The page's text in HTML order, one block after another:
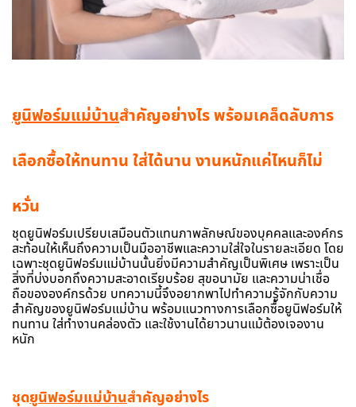
ยูนิฟอร์มแม่บ้านสำคัญอย่างไร พร้อมเคล็ดลับการ
เลือกซื้อให้ทนทาน ใส่ได้นาน งานหนักแค่ไหนก็ไม่
หวั่น
ชุดยูนิฟอร์มเปรียบเสมือนตัวแทนภาพลักษณ์ของบุคคลและองค์กร
สะท้อนให้เห็นถึงความเป็นมืออาชีพและความใส่ใจในรายละเอียด โดย
เฉพาะชุดยูนิฟอร์มแม่บ้านนั้นยิ่งมีความสำคัญเป็นพิเศษ เพราะเป็น
สิ่งที่บ่งบอกถึงความสะอาดเรียบร้อย สุขอนามัย และความน่าเชื่อ
ถือขององค์กรด้วย บทความนี้จึงอยากพาไปทำความรู้จักกับความ
สำคัญของยูนิฟอร์มแม่บ้าน พร้อมแนวทางการเลือกซื้อยูนิฟอร์มให้
ทนทาน ใส่ทำงานคล่องตัว และใช้งานได้ยาวนานแม้ต้องเจองาน
หนัก
ชุดยูนิฟอร์มแม่บ้านสำคัญอย่างไร